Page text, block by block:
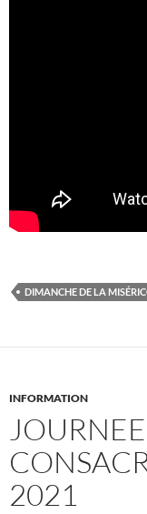
DIMANCHE DE LA
INFORMATION
2021